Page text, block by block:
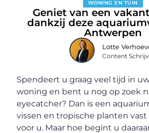
WONING EN TUIN
Geniet van een
dankzij deze
Antwerpen
Lotte
Content
Spendeert u graag veel tijd in
woning en bent u nog op zoek
eyecatcher? Dan is een
vissen en tropische planten
voor u. Maar hoe begint u